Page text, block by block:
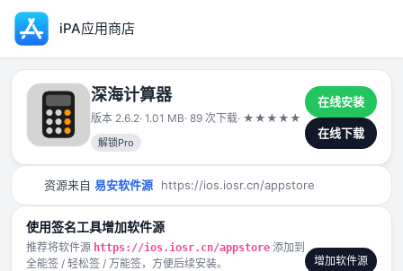
iPA应用商店
深海计算器
版本 2.6.2· 1.01 MB· 89 次下载· ★ ★ ★ ★ ★
2025-05-20
解锁Pro
在线安装
在线下载
资源来自 易安软件源 https://ios.iosr.cn/appstore
使用签名工具增加软件源
推荐将软件源 https://ios.iosr.cn/appstore 添加到
全能签 / 轻松签 / 万能签，方便后续安装。
增加软件源